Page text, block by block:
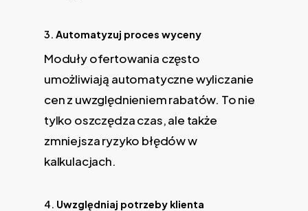
3. Automatyzuj proces wyceny
Moduły ofertowania często
umożliwiają automatyczne wyliczanie
cen z uwzględnieniem rabatów. To nie
tylko oszczędza czas, ale także
zmniejsza ryzyko błędów w
kalkulacjach.
4. Uwzględniaj potrzeby klienta